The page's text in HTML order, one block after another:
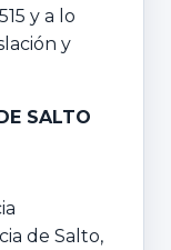
y a lo
y
SALTO
de Salto,